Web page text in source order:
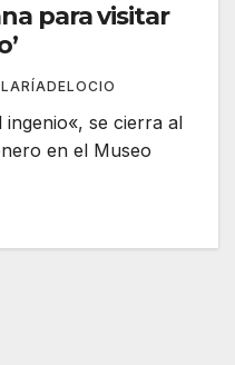
para visitar
LARÍADELOCIO
ingenio«, se cierra al
en el Museo